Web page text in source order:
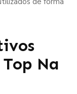
Na